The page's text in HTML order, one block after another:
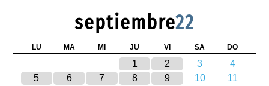
septiembre22
LU MA MI JU VI SA DO
1 2 3
4
5
6 7 8 9 10
11